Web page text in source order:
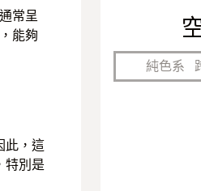
常呈
能夠
此，這
特別是
純色系